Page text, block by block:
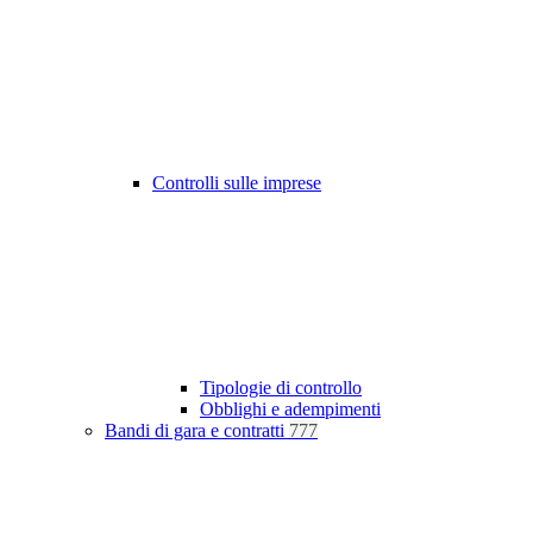
Controlli sulle imprese
Tipologie di controllo
Obblighi e adempimenti
Bandi di gara e contratti 777